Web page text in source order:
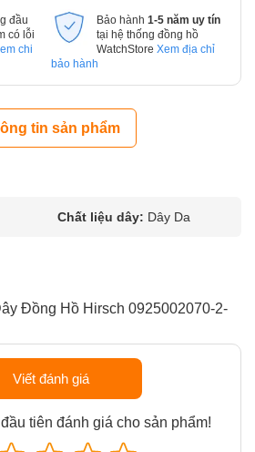
đầu
có lỗi
chi
Bảo hành 1-5 năm uy tín
tại hệ thống đồng hồ
WatchStore Xem địa chỉ
bảo hành
tin sản phẩm
Chất liệu dây: Dây Da
Đồng Hồ Hirsch 0925002070-2-
Viết đánh giá
tiên đánh giá cho sản phẩm!